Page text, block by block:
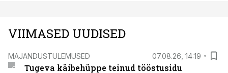
VIIMASED UUDISED
MAJANDUSTULEMUSED 07.08.26, 14:19
Tugeva käibehüppe teinud tööstusidu